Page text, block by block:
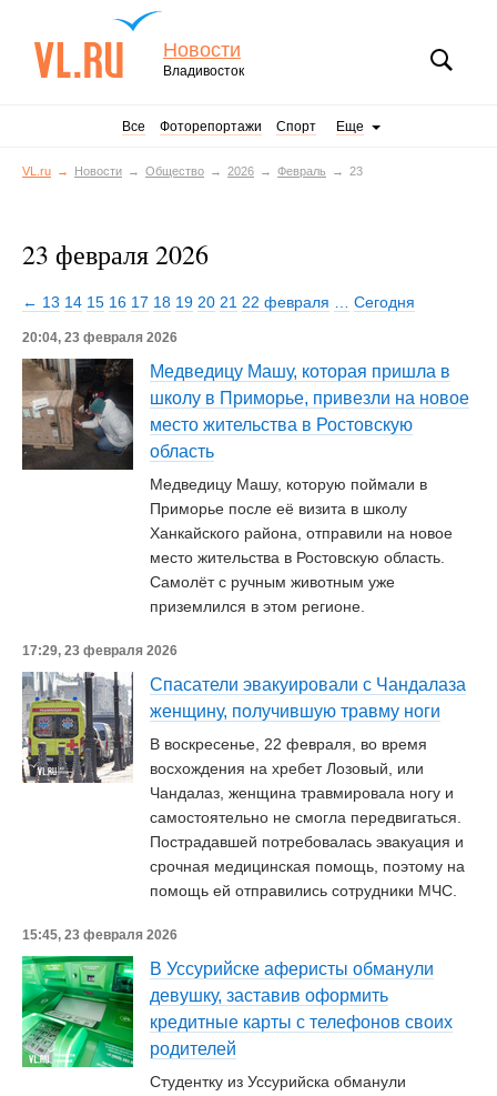
Новости
Владивосток
Все Фоторепортажи Спорт Еще
VL.ru Новости Общество 2026 Февраль 23
23 февраля 2026
← 13 14 15 16 17 18 19 20 21 22 февраля Сегодня
20:04, 23 февраля 2026
Медведицу Машу, которая пришла в
школу в Приморье, привезли на новое
место жительства в Ростовскую
область
Медведицу Машу, которую поймали в
Приморье после её визита в школу
Ханкайского района, отправили на новое
место жительства в Ростовскую область.
Самолёт с ручным животным уже
приземлился в этом регионе.
17:29, 23 февраля 2026
Спасатели эвакуировали с Чандалаза
женщину, получившую травму ноги
В воскресенье, 22 февраля, во время
восхождения на хребет Лозовый, или
Чандалаз, женщина травмировала ногу и
самостоятельно не смогла передвигаться.
Пострадавшей потребовалась эвакуация и
срочная медицинская помощь, поэтому на
помощь ей отправились сотрудники МЧС.
15:45, 23 февраля 2026
В Уссурийске аферисты обманули
девушку, заставив оформить
кредитные карты с телефонов своих
родителей
Студентку из Уссурийска обманули